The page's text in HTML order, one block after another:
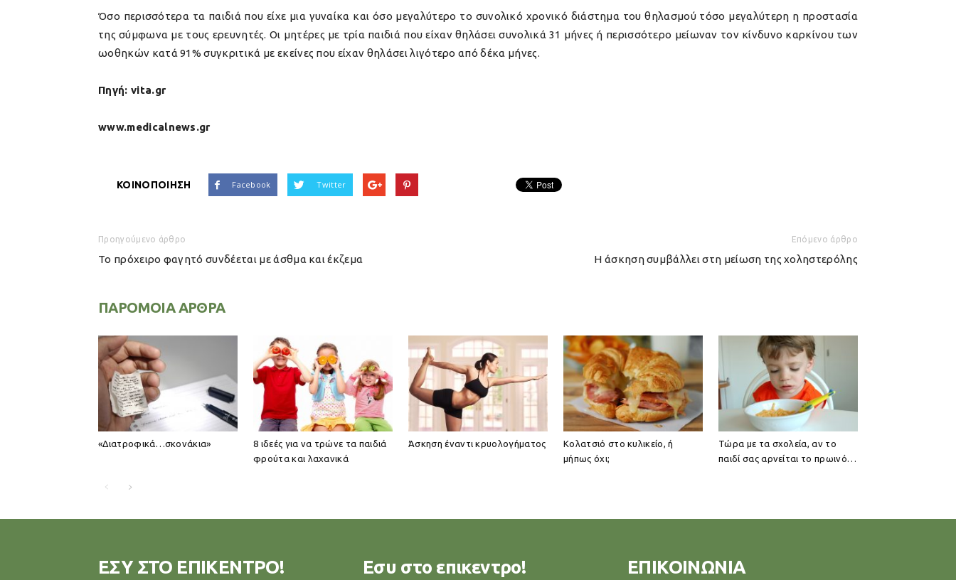
Όσο περισσότερα τα παιδιά που είχε μια γυναίκα και όσο μεγαλύτερο το συνολικό χρονικό διάστημα του θηλασμού τόσο μεγαλύτερη η προστασία
της σύμφωνα με τους ερευνητές. Οι μητέρες με τρία παιδιά που είχαν θηλάσει συνολικά 31 μήνες ή περισσότερο μείωναν τον κίνδυνο καρκίνου των
ωοθηκών κατά 91% συγκριτικά με εκείνες που είχαν θηλάσει λιγότερο από δέκα μήνες.
Πηγή: vita.gr
www.medicalnews.gr
ΚΟΙΝΟΠΟΙΗΣΗ Facebook Twitter
Προηγούμενο άρθρο
Το πρόχειρο φαγητό συνδέεται με άσθμα και έκζεμα
Επόμενο άρθρο
Η άσκηση συμβάλλει στη μείωση της χοληστερόλης
ΠΑΡΟΜΟΙΑ ΑΡΘΡΑ
«Διατροφικά…σκονάκια»
8 ιδεές για να τρώνε τα παιδιά
φρούτα και λαχανικά
Άσκηση έναντι κρυολογήματος
Κολατσιό στο κυλικείο, ή
μήπως όχι;
Τώρα με τα σχολεία, αν το
παιδί σας αρνείται το πρωινό…
ΕΣΥ ΣΤΟ ΕΠΙΚΕΝΤΡΟ! Εσυ στο επικεντρο! ΕΠΙΚΟΙΝΩΝΙΑ